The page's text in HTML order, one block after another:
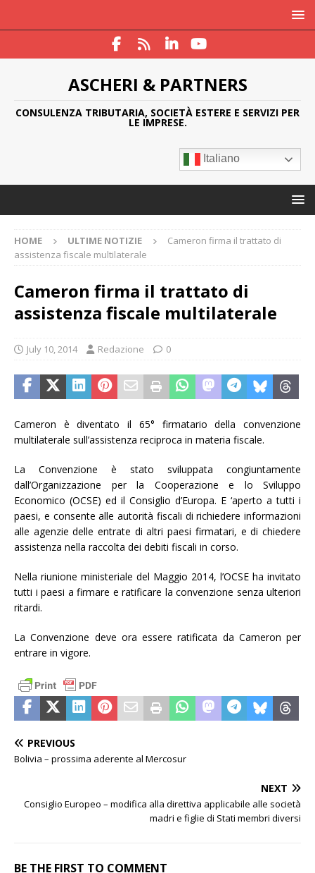
ASCHERI & PARTNERS
CONSULENZA TRIBUTARIA, SOCIETÀ ESTERE E SERVIZI PER
LE IMPRESE.
Italiano
HOME ULTIME NOTIZIE
Cameron firma il trattato di
assistenza fiscale multilaterale
Cameron firma il trattato di
assistenza fiscale multilaterale
July 10, 2014 Redazione 0
Cameron è diventato il 65° firmatario della convenzione
multilaterale sull’assistenza reciproca in materia fiscale.
La Convenzione è stato sviluppata congiuntamente
dall’Organizzazione per la Cooperazione e lo Sviluppo
Economico (OCSE) ed il Consiglio d’Europa. E ‘aperto a tutti i
paesi, e consente alle autorità fiscali di richiedere informazioni
alle agenzie delle entrate di altri paesi firmatari, e di chiedere
assistenza nella raccolta dei debiti fiscali in corso.
Nella riunione ministeriale del Maggio 2014, l’OCSE ha invitato
tutti i paesi a firmare e ratificare la convenzione senza ulteriori
ritardi.
La Convenzione deve ora essere ratificata da Cameron per
entrare in vigore.
PREVIOUS
Bolivia – prossima aderente al Mercosur
NEXT
Consiglio Europeo – modifica alla direttiva applicabile alle società
madri e figlie di Stati membri diversi
BE THE FIRST TO COMMENT